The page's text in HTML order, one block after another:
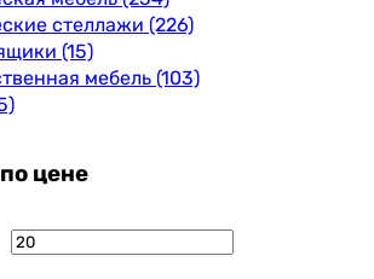
стеллажи (226)
(15)
мебель (103)
цене
Минимальная